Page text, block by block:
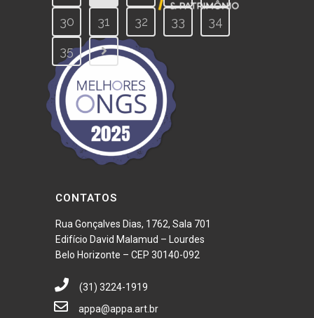
30
31 32 33
34
35
CONTATOS
Rua Gonçalves Dias, 1762, Sala 701
Edifício David Malamud – Lourdes
Belo Horizonte – CEP 30140-092
(31) 3224-1919
appa@appa.art.br